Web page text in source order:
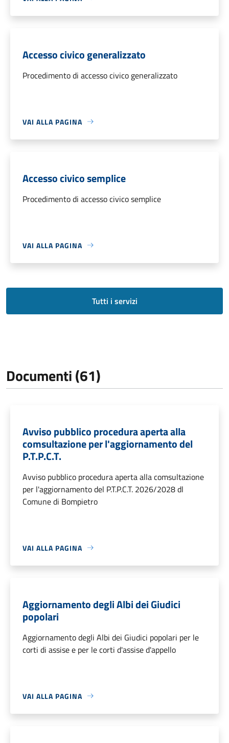
Accesso civico generalizzato
Procedimento di accesso civico generalizzato
VAI ALLA PAGINA
Accesso civico semplice
Procedimento di accesso civico semplice
VAI ALLA PAGINA
Tutti i servizi
Documenti (61)
Avviso pubblico procedura aperta alla
comsultazione per l'aggiornamento del
P.T.P.C.T.
Avviso pubblico procedura aperta alla comsultazione
per l'aggiornamento del P.T.P.C.T. 2026/2028 dl
Comune di Bompietro
VAI ALLA PAGINA
Aggiornamento degli Albi dei Giudici
popolari
Aggiornamento degli Albi dei Giudici popolari per le
corti di assise e per le corti d'assise d'appello
VAI ALLA PAGINA